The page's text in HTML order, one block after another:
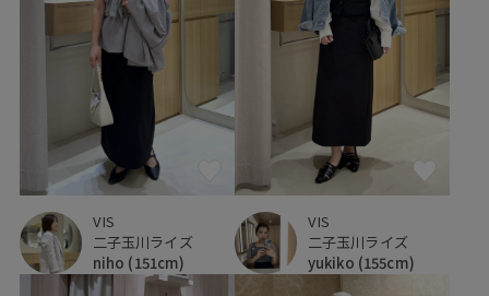
VIS
二子玉川ライズ
niho (151cm)
VIS
二子玉川ライズ
yukiko (155cm)